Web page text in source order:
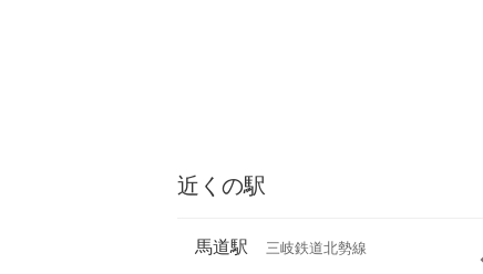
近くの駅
馬道駅 三岐鉄道北勢線